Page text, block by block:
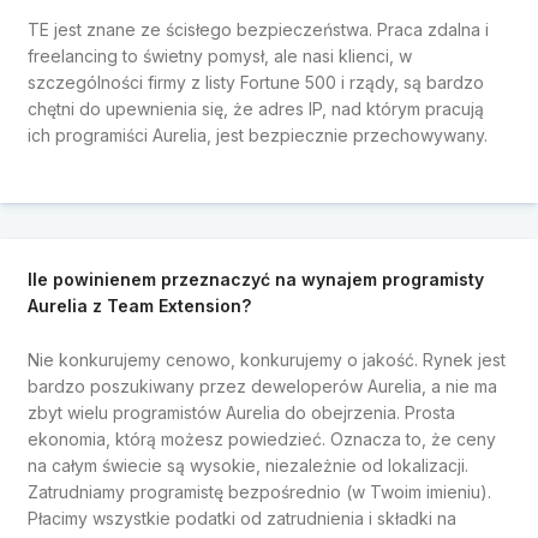
TE jest znane ze ścisłego bezpieczeństwa. Praca zdalna i
freelancing to świetny pomysł, ale nasi klienci, w
szczególności firmy z listy Fortune 500 i rządy, są bardzo
chętni do upewnienia się, że adres IP, nad którym pracują
ich programiści Aurelia, jest bezpiecznie przechowywany.
Ile powinienem przeznaczyć na wynajem programisty
Aurelia z Team Extension?
Nie konkurujemy cenowo, konkurujemy o jakość. Rynek jest
bardzo poszukiwany przez deweloperów Aurelia, a nie ma
zbyt wielu programistów Aurelia do obejrzenia. Prosta
ekonomia, którą możesz powiedzieć. Oznacza to, że ceny
na całym świecie są wysokie, niezależnie od lokalizacji.
Zatrudniamy programistę bezpośrednio (w Twoim imieniu).
Płacimy wszystkie podatki od zatrudnienia i składki na